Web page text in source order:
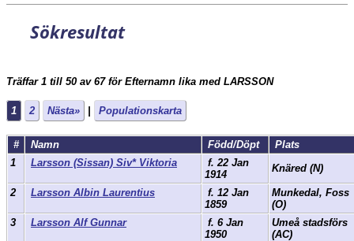
Sökresultat
Träffar 1 till 50 av 67 för Efternamn lika med LARSSON
1 2 Nästa» Populationskarta
# Namn Född/Döpt
Plats
1
Larsson (Sissan) Siv* Viktoria
f. 22 Jan
1914
Knäred (N)
2 Larsson Albin Laurentius
f. 12 Jan
1859
Munkedal, Foss
(O)
3
Larsson Alf Gunnar
f. 6 Jan
1950
Umeå stadsförs
(AC)